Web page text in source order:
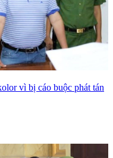
vì bị cáo buộc phát tán